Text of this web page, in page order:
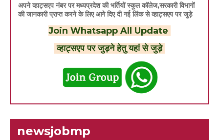
अपने व्हाट्सएप नंबर पर मध्यप्रदेश की भर्तियों स्कूल कॉलेज,सरकारी विभागों
की जानकारी प्राप्त करने के लिए आगे दिए दी गई लिंक से व्हाट्सएप पर जुड़े
Join Whatsapp All Update
व्हाट्सएप पर जुड़ने हेतु यहां से जुड़े
newsjobmp